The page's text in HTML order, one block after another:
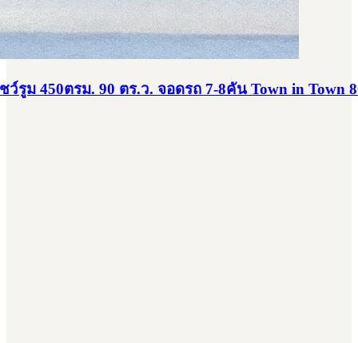
ว์รูม 450ตรม. 90 ตร.ว. จอดรถ 7-8คัน Town in